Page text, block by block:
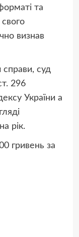
та
визнав
суд
296
України а
рік.
гривень за